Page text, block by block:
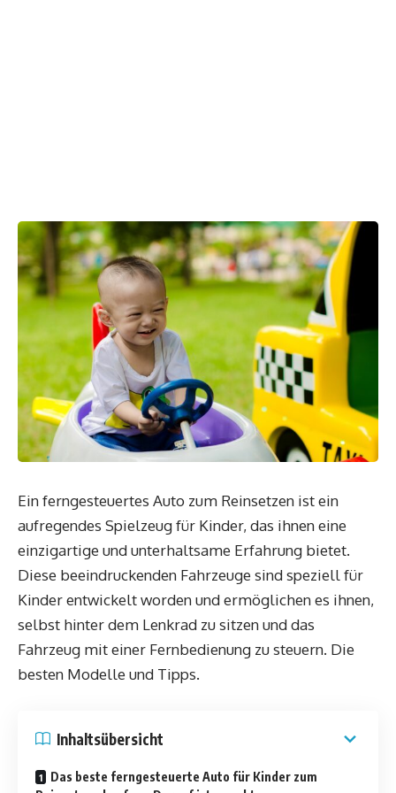
Ein ferngesteuertes Auto zum Reinsetzen ist ein
aufregendes Spielzeug für Kinder, das ihnen eine
einzigartige und unterhaltsame Erfahrung bietet.
Diese beeindruckenden Fahrzeuge sind speziell für
Kinder entwickelt worden und ermöglichen es ihnen,
selbst hinter dem Lenkrad zu sitzen und das
Fahrzeug mit einer Fernbedienung zu steuern. Die
besten Modelle und Tipps.
Inhaltsübersicht
Das beste ferngesteuerte Auto für Kinder zum